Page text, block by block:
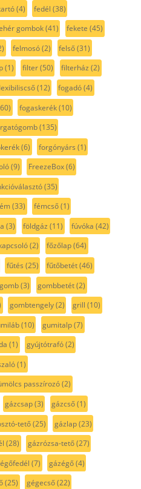
(4) fedél (38)
gombok(41) fekete (45)
felmosó(2) felső(31)
(1) filter(50) filterház (2)
(12) fogadó(4)
fogaskerék(10)
(135)
(6) forgónyárs (1)
(9) FreezeBox(6)
(35)
(33) fémcső(1)
(3) földgáz (11) fúvóka (42)
(2) főzőlap(64)
fűtés (25) fűtőbetét(46)
gomb(3) gombbetét(2)
gombtengely(2) grill (10)
(10) gumitalp(7)
(1) gyújtótrafó(2)
(1)
passzírozó(2)
gázcsap(3) gázcső(1)
tető(25) gázlap(23)
(28) gázrózsa-tető(27)
(7) gázégő(4)
(25) gégecső(22)